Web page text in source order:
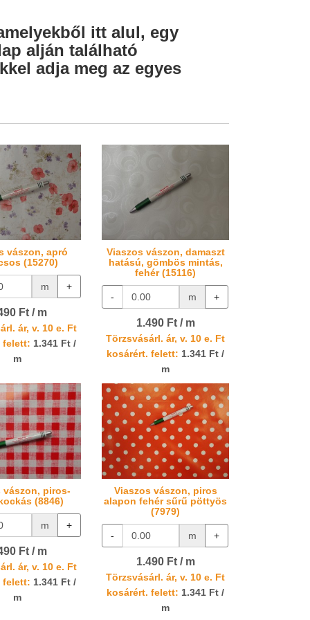
itt alul, egy
alján található
adja meg az egyes
vászon, apró
(15270)
m +
Ft / m
ár, v. 10 e. Ft
felett: 1.341 Ft /
m
Viaszos vászon, damaszt
hatású, gömbös mintás,
fehér (15116)
- m +
1.490 Ft / m
Törzsvásárl. ár, v. 10 e. Ft
kosárért. felett: 1.341 Ft /
m
vászon, piros-
(8846)
m +
Ft / m
ár, v. 10 e. Ft
felett: 1.341 Ft /
m
Viaszos vászon, piros
alapon fehér sűrű pöttyös
(7979)
- m +
1.490 Ft / m
Törzsvásárl. ár, v. 10 e. Ft
kosárért. felett: 1.341 Ft /
m